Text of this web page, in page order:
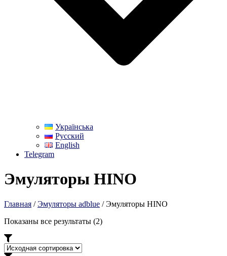
Українська
Русский
English
Telegram
Эмуляторы HINO
Главная /Эмуляторы adblue / Эмуляторы HINO
Показаны все результаты (2)